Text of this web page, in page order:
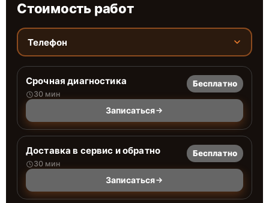
Стоимость работ
Телефон
Срочная диагностика
30 мин
Бесплатно
Записаться
Доставка в сервис и обратно
30 мин
Бесплатно
Записаться